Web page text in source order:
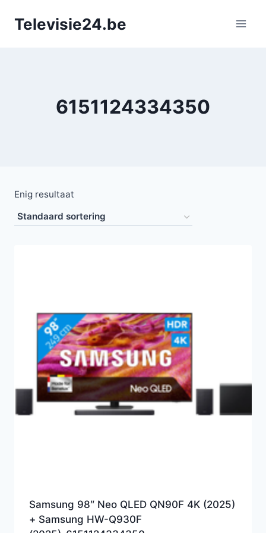
naarTelevisie24.be
6151124334350
Enig resultaat
Samsung 98″ Neo QLED QN90F 4K (2025)
+ Samsung HW-Q930F